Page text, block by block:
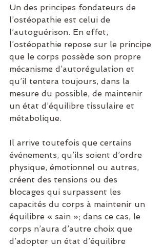
Un des principes fondateurs de
l’ostéopathie est celui de
l’autoguérison. En effet,
l’ostéopathie repose sur le principe
que le corps possède son propre
mécanisme d’autorégulation et
qu’il tentera toujours, dans la
mesure du possible, de maintenir
un état d’équilibre tissulaire et
métabolique.
Il arrive toutefois que certains
événements, qu’ils soient d’ordre
physique, émotionnel ou autres,
créent des tensions ou des
blocages qui surpassent les
capacités du corps à maintenir un
équilibre « sain »; dans ce cas, le
corps n’aura d’autre choix que
d’adopter un état d’équilibre